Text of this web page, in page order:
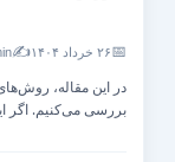
۲۶ خرداد ۱۴۰۴ ✍️
در این مقاله، روش‌های
بررسی می‌کنیم. اگر